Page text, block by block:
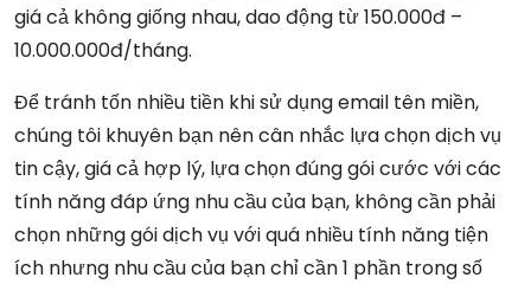
giá cả không giống nhau, dao động từ 150.000đ –
10.000.000đ/tháng.
Để tránh tốn nhiều tiền khi sử dụng email tên miền,
chúng tôi khuyên bạn nên cân nhắc lựa chọn dịch vụ
tin cậy, giá cả hợp lý, lựa chọn đúng gói cước với các
tính năng đáp ứng nhu cầu của bạn, không cần phải
chọn những gói dịch vụ với quá nhiều tính năng tiện
ích nhưng nhu cầu của bạn chỉ cần 1 phần trong số